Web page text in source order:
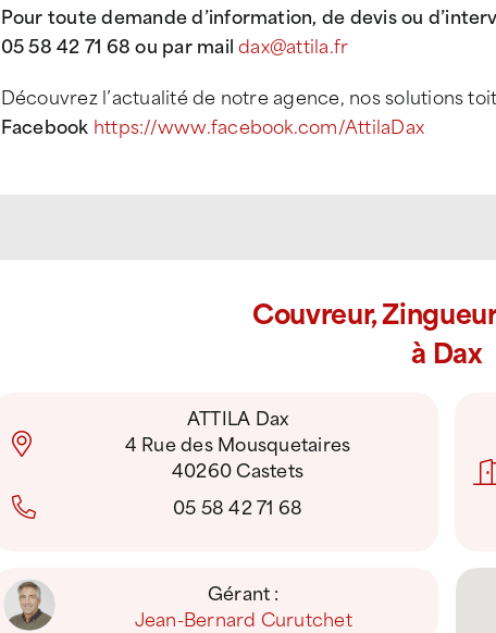
Pour toute demande d’information, de devis ou
05 58 42 71 68 ou par mail dax@attila.fr
Découvrez l’actualité de notre agence, nos solutions
Facebook https://www.facebook.com/AttilaDax
Couvreur,
à Dax
ATTILA Dax
4 Rue des Mousquetaires
40260 Castets
05 58 42 71 68
Gérant :
Jean-Bernard Curutchet